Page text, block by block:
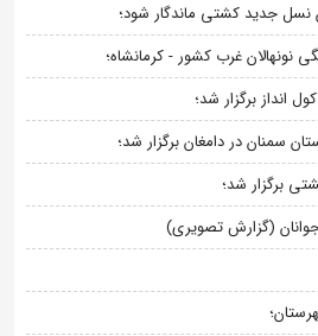
نسل جدید کشتی ماندگار شود؛
نونهالان غرب کشور - کرمانشاه؛
انداز برگزار شد؛
سمنان در دامغان برگزار شد؛
برگزار شد؛
(گزارش تصویری)